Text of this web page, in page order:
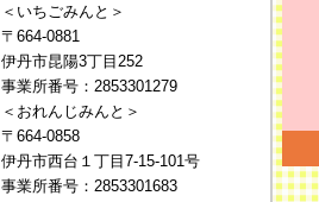
＜いちごみんと＞
〒664-0881
伊丹市昆陽3丁目252
事業所番号：2853301279
＜おれんじみんと＞
〒664-0858
伊丹市西台１丁目7-15-101号
事業所番号：2853301683